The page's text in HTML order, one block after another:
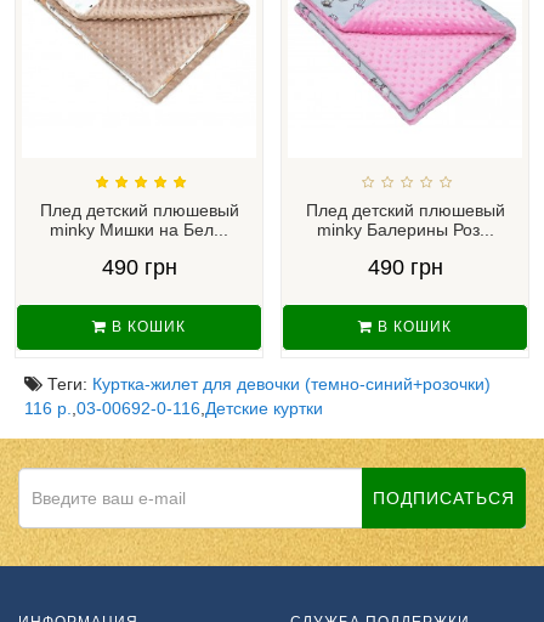
Плед детский плюшевый
minky Мишки на Бел...
490 грн
В КОШИК
Плед детский плюшевый
minky Балерины Роз...
490 грн
В КОШИК
Теги: Куртка-жилет для девочки (темно-синий+розочки)
116 р. 03-00692-0-116 Детские куртки
ПОДПИСАТЬСЯ